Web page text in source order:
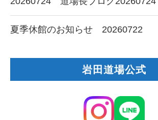
夏季休館のお知らせ 20260722
岩田道場公式